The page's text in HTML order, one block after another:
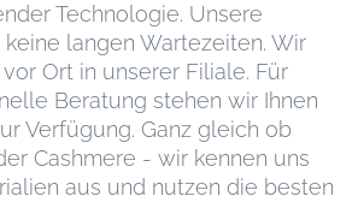
Technologie. Unsere
langen Wartezeiten. Wir
Ort in unserer Filiale. Für
Beratung stehen wir Ihnen
Verfügung. Ganz gleich ob
Cashmere - wir kennen uns
aus und nutzen die besten